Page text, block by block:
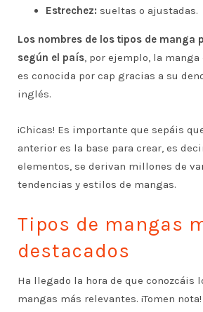
Estrechez: sueltas o ajustadas.
Los nombres de los tipos de manga
según el país, por ejemplo, la
es conocida por cap gracias a su
inglés.
¡Chicas! Es importante que sepáis
anterior es la base para crear, es
elementos, se derivan millones de
tendencias y estilos de mangas.
Tipos de mangas
destacados
Ha llegado la hora de que conozcáis
mangas más relevantes. ¡Tomen nota!